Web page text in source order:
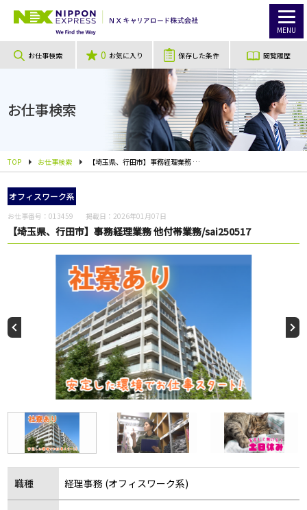
MENU
お仕事検索 0 お気に入り 保存した条件 閲覧履歴
お仕事検索
TOP お仕事検索 【埼玉県、行田市】事務経理業務 他付帯業務/sai250517
オフィスワーク系
お仕事番号：013459 掲載日： 2026年01月07日
【埼玉県、行田市】事務経理業務 他付帯業務/sai250517
職種 経理事務 (オフィスワーク系)